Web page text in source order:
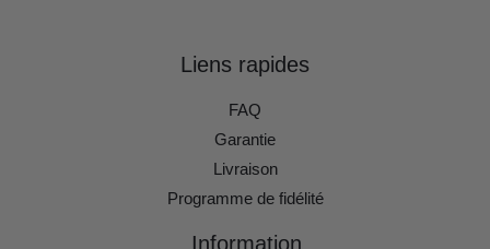
Liens rapides
FAQ
Garantie
Livraison
Programme de fidélité
Information